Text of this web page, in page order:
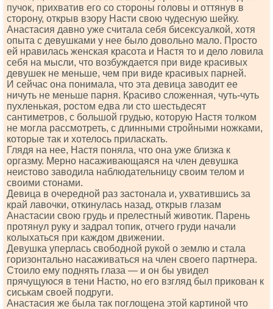
пучок, прихватив его со стороны головы и оттянув в
сторону, открыв взору Насти свою чудесную шейку.
Анастасия давно уже считала себя бисексуалкой, хотя
опыта с девушками у нее было довольно мало. Просто
ей нравилась женская красота и Настя то и дело ловила
себя на мысли, что возбуждается при виде красивых
девушек не меньше, чем при виде красивых парней.
И сейчас она понимала, что эта девица заводит ее
ничуть не меньше парня. Красиво сложенная, чуть-чуть
пухленькая, ростом едва ли сто шестьдесят
сантиметров, с большой грудью, которую Настя толком
не могла рассмотреть, с длинными стройными ножками,
которые так и хотелось приласкать.
Глядя на нее, Настя поняла, что она уже близка к
оргазму. Мерно насаживающаяся на член девушка
неистово заводила наблюдательницу своим телом и
своими стонами.
Девица в очередной раз застонала и, ухватившись за
край лавочки, откинулась назад, открыв глазам
Анастасии свою грудь и прелестный животик. Парень
протянул руку и задрал топик, отчего груди начали
колыхаться при каждом движении.
Девушка уперлась свободной рукой о землю и стала
горизонтально насаживаться на член своего партнера.
Стоило ему поднять глаза — и он бы увидел
прячущуюся в тени Настю, но его взгляд был прикован к
сиськам своей подруги.
Анастасия же была так поглощена этой картиной что